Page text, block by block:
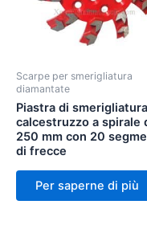
Scarpe per smerigliatura
diamantate
Piastra di
calcestruzzo a spirale
250 mm con 20
di frecce
Per saperne di più